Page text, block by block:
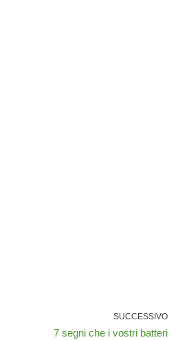
SUCCESSIVO
7 segni che i vostri batteri